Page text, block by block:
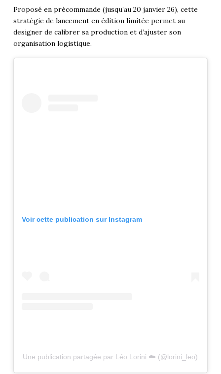
Proposé en précommande (jusqu’au 20 janvier 26), cette
stratégie de lancement en édition limitée permet au
designer de calibrer sa production et d’ajuster son
organisation logistique.
Voir cette publication sur Instagram
Une publication partagée par Léo Lorini ☁️ (@lorini_leo)